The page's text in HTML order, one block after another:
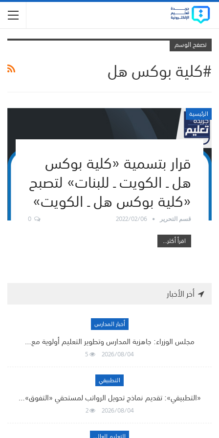
تصفح الوسم
#كلية بوكس هل
الرئيسية
قرار بتسمية «كلية بوكس
هل ـ الكويت ـ للبنات» لتصبح
«كلية بوكس هل ـ الكويت»
قسم التحرير 2022/02/06
0
اقرأ أكثر...
أخر الأخبار
أخبار المدارس
مجلس الوزراء: جاهزية المدارس وتطوير التعليم أولوية مع…
2026/08/04
5
التطبيقي
«التطبيقي»: تقديم نماذج تحويل الرواتب لمستحقي «التفوق»…
2026/08/04
2